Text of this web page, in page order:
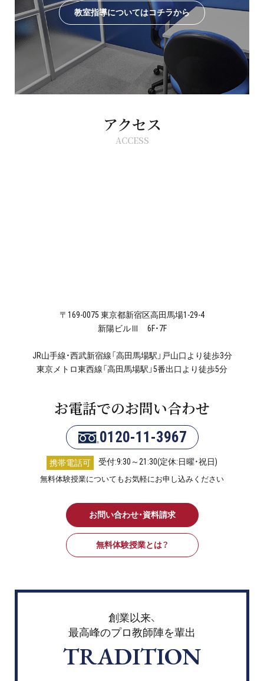
教室指導についてはコチラから
アクセス
ACCESS
〒169-0075 東京都新宿区高田馬場1-29-4
新陽ビルⅢ 6F・7F
JR山手線・西武新宿線「高田馬場駅」戸山口より徒歩3分
東京メトロ東西線「高田馬場駅」5番出口より徒歩5分
お電話でのお問い合わせ
0120-11-3967
携帯電話可 受付:9:30～21:30(定休:日曜・祝日)
無料体験授業についてもお気軽にお申し込みください
お問い合わせ・資料請求
無料体験授業とは？
創業以来、
最高峰のプロ教師陣を輩出
TRADITION